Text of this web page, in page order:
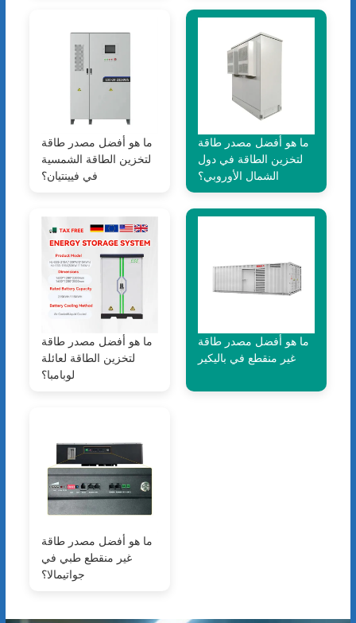
ما هو أفضل مصدر طاقة
لتخزين الطاقة الشمسية
في فيينتيان؟
ما هو أفضل مصدر طاقة
لتخزين الطاقة في دول
الشمال الأوروبي؟
ما هو أفضل مصدر طاقة
لتخزين الطاقة لعائلة
لوبامبا؟
ما هو أفضل مصدر طاقة
غير منقطع في باليكير
ما هو أفضل مصدر طاقة
غير منقطع طبي في
جواتيمالا؟